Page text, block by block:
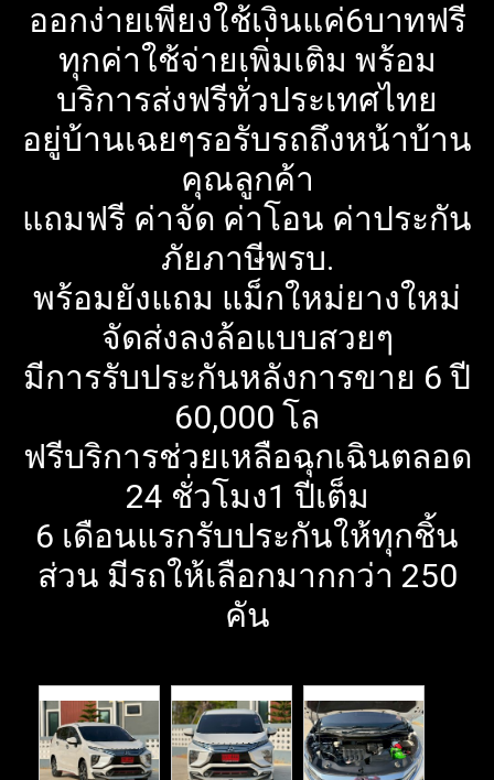
ออกง่ายเพียงใช้เงินแค่6บาทฟรี
ทุกค่าใช้จ่ายเพิ่มเติม พร้อม
บริการส่งฟรีทั่วประเทศไทย
อยู่บ้านเฉยๆรอรับรถถึงหน้าบ้าน
คุณลูกค้า
แถมฟรี ค่าจัด ค่าโอน ค่าประกัน
ภัยภาษีพรบ.
พร้อมยังแถม แม็กใหม่ยางใหม่
จัดส่งลงล้อแบบสวยๆ
มีการรับประกันหลังการขาย 6 ปี
60,000 โล
ฟรีบริการช่วยเหลือฉุกเฉินตลอด
24 ชั่วโมง1 ปีเต็ม
6 เดือนแรกรับประกันให้ทุกชิ้น
ส่วน มีรถให้เลือกมากกว่า 250
คัน